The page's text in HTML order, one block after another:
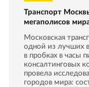
Транспорт
мегаполисов
Московская
одной из лучших
в пробках в часы
консалтинговых
провела
городов мира: